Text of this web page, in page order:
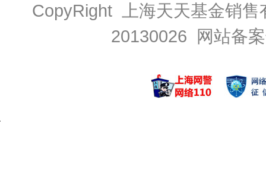
CopyRight 上海天天基金销
20130026 网站备